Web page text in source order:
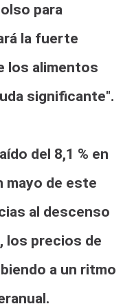
para
la fuerte
los alimentos
significante".
del 8,1 % en
mayo de este
al descenso
los precios de
a un ritmo